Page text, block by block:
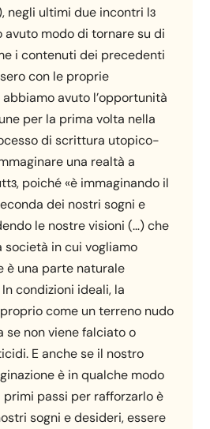
negli ultimi due incontri lɜ
modo di tornare su di
i contenuti dei precedenti
con le proprie
avuto l’opportunità
per la prima volta nella
di scrittura utopico-
una realtà a
poiché «è immaginando il
dei nostri sogni e
le nostre visioni (…) che
società in cui vogliamo
è una parte naturale
condizioni ideali, la
come un terreno nudo
se non viene falciato o
E anche se il nostro
è in qualche modo
primi passi per rafforzarlo è
sogni e desideri, essere